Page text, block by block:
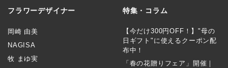
フラワーデザイナー
岡崎 由美
NAGISA
牧 まゆ実
特集・コラム
【今だけ300円OFF！】"母の
日ギフト"に使えるクーポン配
布中！
「春の花贈りフェア」開催｜